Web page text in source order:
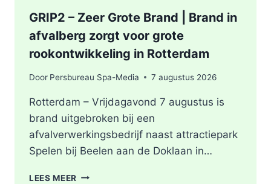
GRIP2 – Zeer Grote Brand | Brand in
afvalberg zorgt voor grote
rookontwikkeling in Rotterdam
Door Persbureau Spa-Media 7 augustus 2026
Rotterdam – Vrijdagavond 7 augustus is
brand uitgebroken bij een
afvalverwerkingsbedrijf naast attractiepark
Spelen bij Beelen aan de Doklaan in…
LEES MEER GRIP2